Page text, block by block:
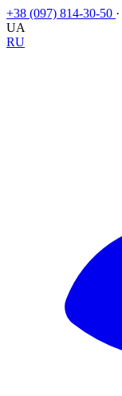
+38 (097) 814-30-50 ·
UA
RU